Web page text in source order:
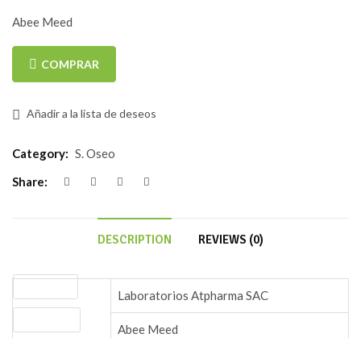
Abee Meed
COMPRAR
Añadir a la lista de deseos
Category: S. Oseo
Share:
DESCRIPTION REVIEWS (0)
Laboratorios Atpharma SAC
Abee Meed